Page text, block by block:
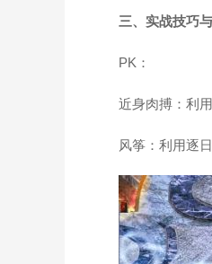
三、实战技巧
PK：
近身肉搏：利
风筝：利用逐